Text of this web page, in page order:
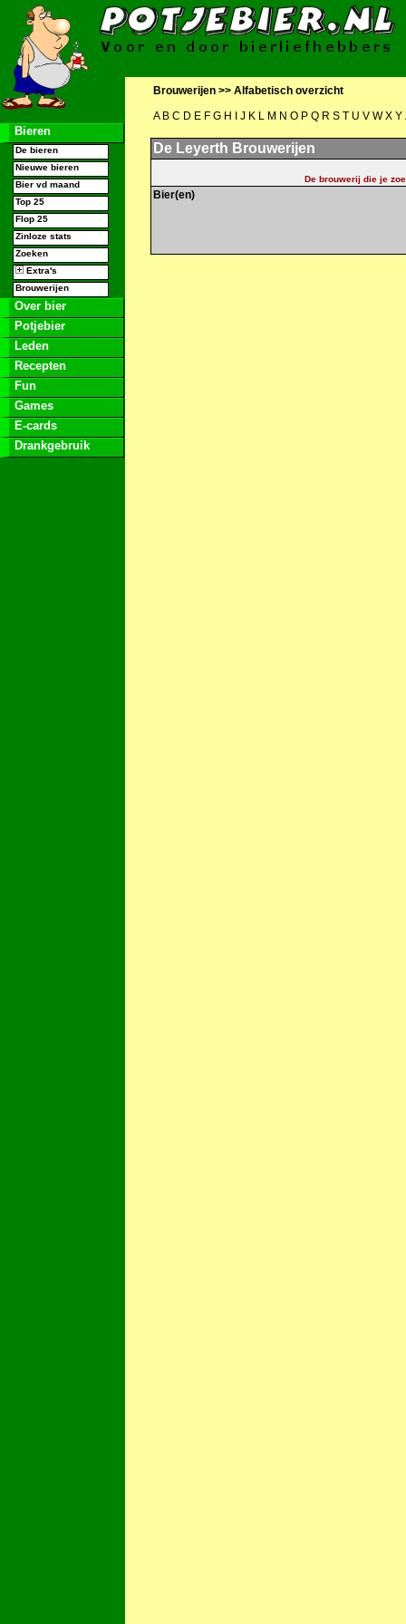
Bieren
De bieren
Nieuwe bieren
Bier vd maand
Top 25
Flop 25
Zinloze stats
Zoeken
Extra's
Brouwerijen
Over bier
Potjebier
Leden
Recepten
Fun
Games
E-cards
Drankgebruik
Brouwerijen >> Alfabetisch overzicht
A B C D E F G H J K L M N O P Q R S T U V W X Y
De Leyerth Brouwerijen
De brouwerij die je
Bier(en)